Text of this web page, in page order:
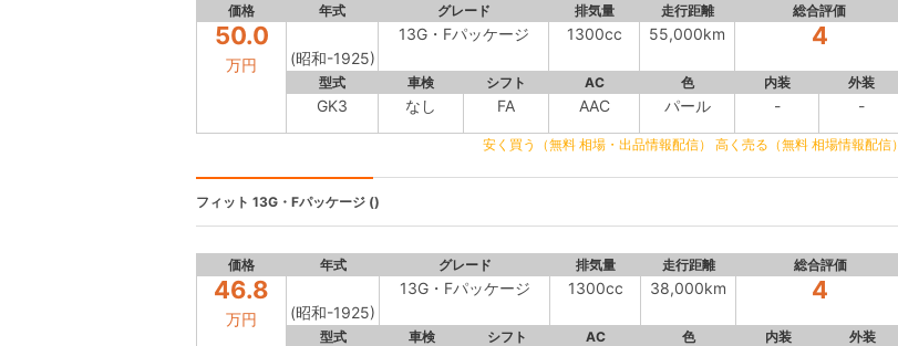
価格 年式 グレード 排気量 走行距離 総合評価
50.0
万円 (昭和-1925)
13G・Fパッケージ 1300cc 55,000km 4
型式 車検 シフト AC 色 内装 外装
GK3 なし FA AAC パール - -
安く買う（無料 相場・出品情報配信） 高く売る（無料 相場情報配信）
フィット 13G・Fパッケージ ()
価格 年式 グレード 排気量 走行距離 総合評価
46.8
万円 (昭和-1925)
13G・Fパッケージ 1300cc 38,000km 4
型式 車検 シフト AC 色 内装 外装